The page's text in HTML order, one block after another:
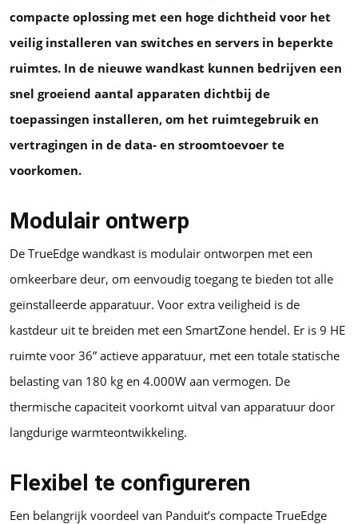
compacte oplossing met een hoge dichtheid voor het
veilig installeren van switches en servers in beperkte
ruimtes. In de nieuwe wandkast kunnen bedrijven een
snel groeiend aantal apparaten dichtbij de
toepassingen installeren, om het ruimtegebruik en
vertragingen in de data- en stroomtoevoer te
voorkomen.
Modulair ontwerp
De TrueEdge wandkast is modulair ontworpen met een
omkeerbare deur, om eenvoudig toegang te bieden tot alle
geïnstalleerde apparatuur. Voor extra veiligheid is de
kastdeur uit te breiden met een SmartZone hendel. Er is 9 HE
ruimte voor 36” actieve apparatuur, met een totale statische
belasting van 180 kg en 4.000W aan vermogen. De
thermische capaciteit voorkomt uitval van apparatuur door
langdurige warmteontwikkeling.
Flexibel te configureren
Een belangrijk voordeel van Panduit’s compacte TrueEdge